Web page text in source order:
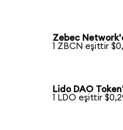
Zebec
1 ZBCN eşittir
Lido DAO
1 LDO eşittir